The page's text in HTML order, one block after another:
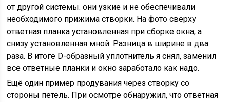
от другой системы. они узкие и не обеспечивали
необходимого прижима створки. На фото сверху
ответная планка установленная при сборке окна, а
снизу установленная мной. Разница в ширине в два
раза. В итоге D-образный уплотнитель я снял, заменил
все ответные планки и окно заработало как надо.
Ещё один пример продувания через створку со
стороны петель. При осмотре обнаружил, что ответная